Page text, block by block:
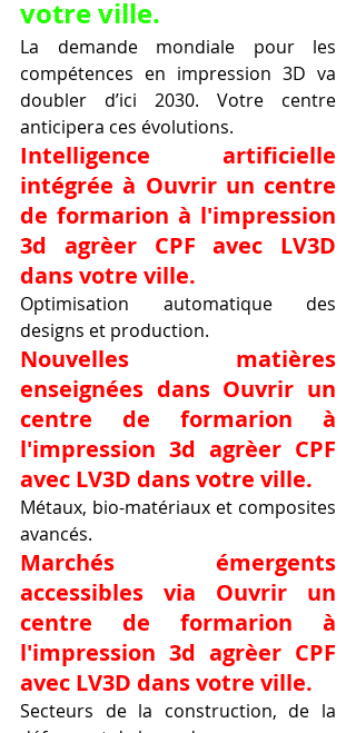
votre ville.
La demande mondiale pour les
compétences en impression 3D va
doubler d’ici 2030. Votre centre
anticipera ces évolutions.
Intelligence artificielle
intégrée à Ouvrir un centre
de formarion à l'impression
3d agrèer CPF avec LV3D
dans votre ville.
Optimisation automatique des
designs et production.
Nouvelles matières
enseignées dans Ouvrir un
centre de formarion à
l'impression 3d agrèer CPF
avec LV3D dans votre ville.
Métaux, bio-matériaux et composites
avancés.
Marchés émergents
accessibles via Ouvrir un
centre de formarion à
l'impression 3d agrèer CPF
avec LV3D dans votre ville.
Secteurs de la construction, de la